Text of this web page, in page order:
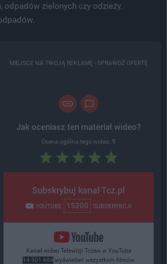
odpadów zielonych czy odzieży.
MIEJSCE NA TWOJĄ REKLAMĘ - SPRAWDŹ OFERTĘ
Jak oceniasz ten materiał wideo?
Ocena ogólna tego wideo: 5
Subskrybuj kanał Tcz.pl
YOUTUBE 15200 SUBSKRYBCJI
Kanał wideo Telewizji Tczew w YouTube
14 501 684 wyświetleń wszystkich filmów